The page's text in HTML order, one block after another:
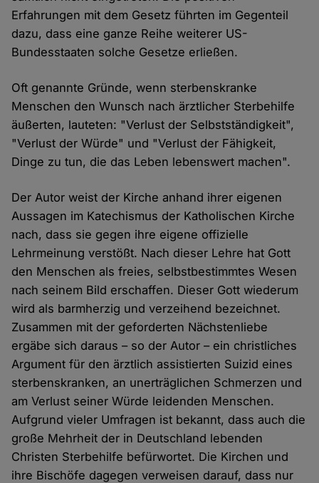
Erfahrungen mit dem Gesetz führten im Gegenteil
dazu, dass eine ganze Reihe weiterer US-
Bundesstaaten solche Gesetze erließen.
Oft genannte Gründe, wenn sterbenskranke
Menschen den Wunsch nach ärztlicher Sterbehilfe
äußerten, lauteten: "Verlust der Selbstständigkeit",
"Verlust der Würde" und "Verlust der Fähigkeit,
Dinge zu tun, die das Leben lebenswert machen".
Der Autor weist der Kirche anhand ihrer eigenen
Aussagen im Katechismus der Katholischen Kirche
nach, dass sie gegen ihre eigene offizielle
Lehrmeinung verstößt. Nach dieser Lehre hat Gott
den Menschen als freies, selbstbestimmtes Wesen
nach seinem Bild erschaffen. Dieser Gott wiederum
wird als barmherzig und verzeihend bezeichnet.
Zusammen mit der geforderten Nächstenliebe
ergäbe sich daraus – so der Autor – ein christliches
Argument für den ärztlich assistierten Suizid eines
sterbenskranken, an unerträglichen Schmerzen und
am Verlust seiner Würde leidenden Menschen.
Aufgrund vieler Umfragen ist bekannt, dass auch die
große Mehrheit der in Deutschland lebenden
Christen Sterbehilfe befürwortet. Die Kirchen und
ihre Bischöfe dagegen verweisen darauf, dass nur